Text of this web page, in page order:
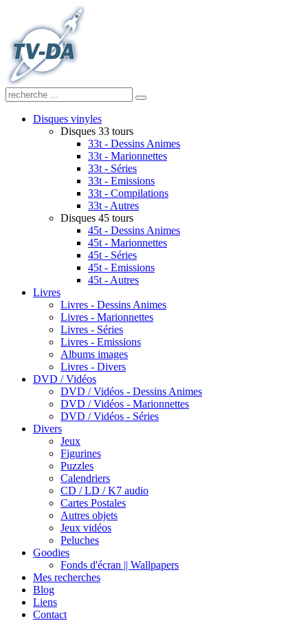
Disques vinyles
Disques 33 tours
33t - Dessins Animes
33t - Marionnettes
33t - Séries
33t - Emissions
33t - Compilations
33t - Autres
Disques 45 tours
45t - Dessins Animes
45t - Marionnettes
45t - Séries
45t - Emissions
45t - Autres
Livres
Livres - Dessins Animes
Livres - Marionnettes
Livres - Séries
Livres - Emissions
Albums images
Livres - Divers
DVD / Vidéos
DVD / Vidéos - Dessins Animes
DVD / Vidéos - Marionnettes
DVD / Vidéos - Séries
Divers
Jeux
Figurines
Puzzles
Calendriers
CD / LD / K7 audio
Cartes Postales
Autres objets
Jeux vidéos
Peluches
Goodies
Fonds d'écran || Wallpapers
Mes recherches
Blog
Liens
Contact